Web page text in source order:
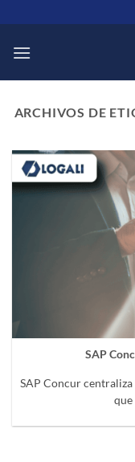
al
contenido
ARCHIVOS DE
SAP
SAP Concur centraliza
que